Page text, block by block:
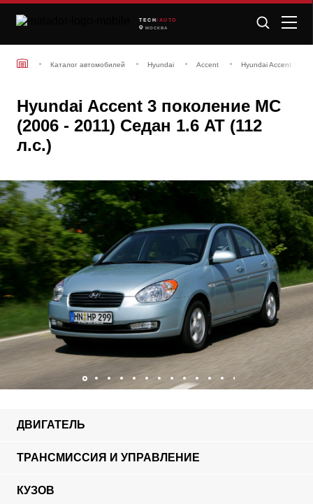
TECH /AUTO
МОСКВА
Каталог автомобилей Hyundai Accent Hyundai Accent 3
Hyundai Accent 3 поколение MC
(2006 - 2011) Седан 1.6 AT (112
л.с.)
ДВИГАТЕЛЬ
ТРАНСМИССИЯ И УПРАВЛЕНИЕ
КУЗОВ